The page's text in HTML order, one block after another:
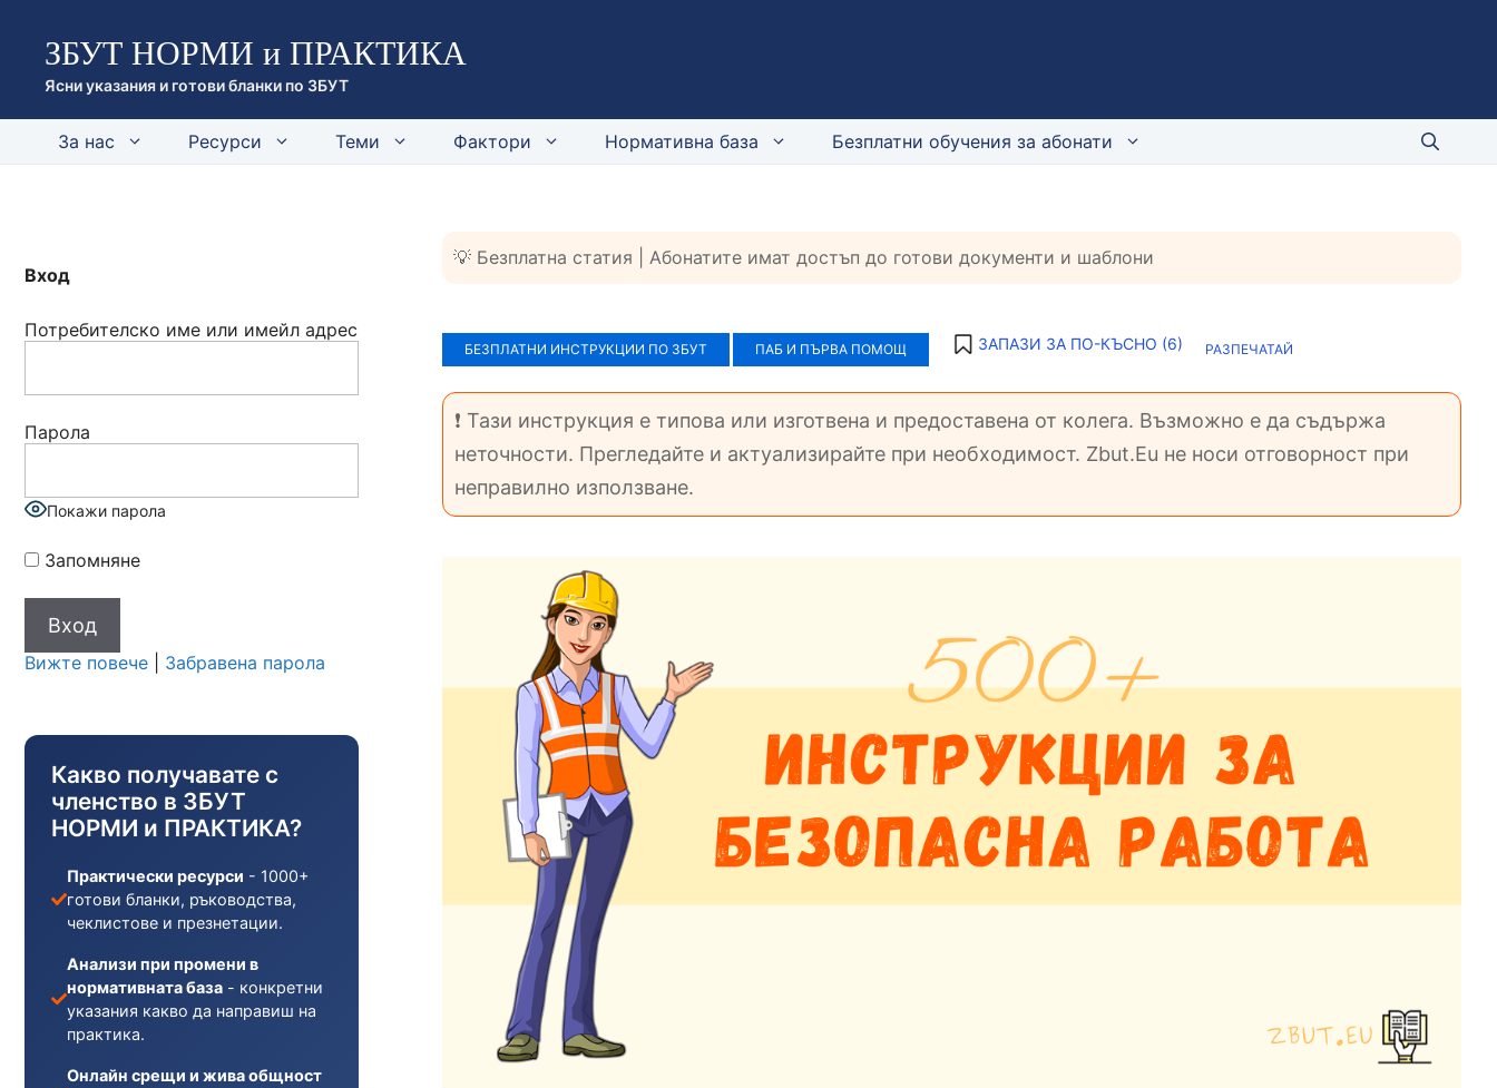
съдържанието
ЗБУТ НОРМИ и ПРАКТИКА
Ясни указания и готови бланки по ЗБУТ
За нас Ресурси Теми Фактори Нормативна база Безплатни обучения за абонати
💡 Безплатна статия | Абонатите имат достъп до готови документи и шаблони
БЕЗПЛАТНИ ИНСТРУКЦИИ ПО ЗБУТ ПАБ И ПЪРВА ПОМОЩ ЗАПАЗИ ЗА ПО-КЪСНО (6) РАЗПЕЧАТАЙ
❗ Тази инструкция е типова или изготвена и предоставена от колега. Възможно е да съдържа
неточности. Прегледайте и актуализирайте при необходимост. Zbut.Eu не носи отговорност при
неправилно използване.
Вход
Потребителско име или имейл адрес
Парола
Покажи парола
Запомняне
Вижте повече Забравена парола
Какво получавате с
членство в ЗБУТ
НОРМИ и ПРАКТИКА?
Практически ресурси - 1000+
готови бланки, ръководства,
чеклистове и презнетации.
Анализи при промени в
нормативната база - конкретни
указания какво да направиш на
практика.
Онлайн срещи и жива общност